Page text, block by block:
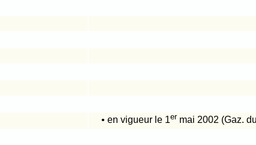
• en vigueur le 1er mai 2002 (Gaz.